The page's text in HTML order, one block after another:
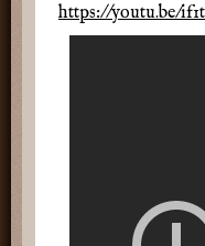
https://youtu.be/